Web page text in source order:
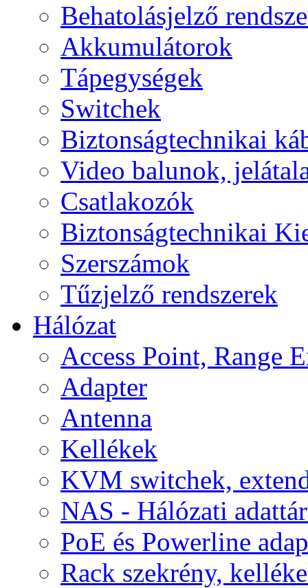
Behatolásjelző
Akkumulátorok
Tápegységek
Switchek
Biztonságtechnikai
Video balunok,
Csatlakozók
Biztonságtechnikai
Szerszámok
Tűzjelző rendszerek
Hálózat
Access Point, Range
Adapter
Antenna
Kellékek
KVM switchek,
NAS - Hálózati
PoE és Powerline
Rack szekrény,